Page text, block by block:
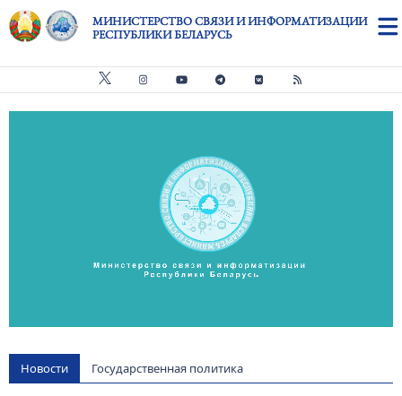
Перейти к основному содержанию
МИНИСТЕРСТВО СВЯЗИ И ИНФОРМАТИЗАЦИИ
РЕСПУБЛИКИ БЕЛАРУСЬ
Новости Государственная политика